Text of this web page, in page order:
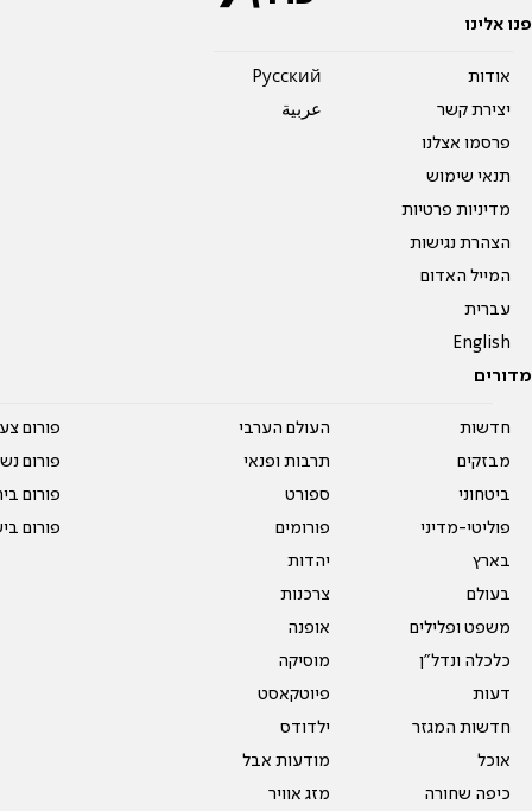
פנו אלינו
אודות
יצירת קשר
פרסמו אצלנו
תנאי שימוש
מדיניות פרטיות
הצהרת נגישות
המייל האדום
עברית
English
Pусский
عربية
מדורים
חדשות
מבזקים
ביטחוני
פוליטי-מדיני
בארץ
בעולם
משפט ופלילים
כלכלה ונדל"ן
דעות
חדשות המגזר
אוכל
כיפה שחורה
העולם הערבי
תרבות ופנאי
ספורט
פורומים
יהדות
צרכנות
אופנה
מוסיקה
פיוטקאסט
ילדודס
מודעות אבל
מזג אוויר
פורום
פורום
פורום
פורום